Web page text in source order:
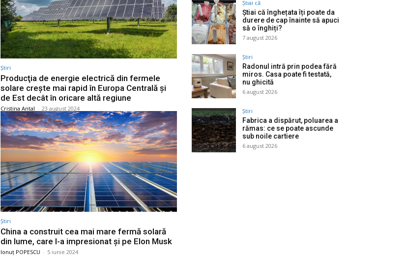
Știri
Producţia de energie electrică din fermele
solare creşte mai rapid în Europa Centrală şi
de Est decât în oricare altă regiune
Cristina Antal - 23 august 2024
Știri
China a construit cea mai mare fermă solară
din lume, care l-a impresionat și pe Elon Musk
Ionuț POPESCU - 5 iunie 2024
Știai că
Știai că înghețata îți poate da
durere de cap înainte să apuci
să o înghiți?
7 august 2026
Știri
Radonul intră prin podea fără
miros. Casa poate fi testată,
nu ghicită
6 august 2026
Știri
Fabrica a dispărut, poluarea a
rămas: ce se poate ascunde
sub noile cartiere
6 august 2026